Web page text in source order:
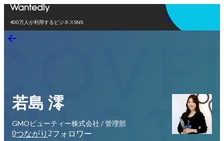
400万人が利用するビジネスSNS
アプリを使う
若島 澪
GMOビューティー株式会社 / 管理部
0つながり 2フォロワー